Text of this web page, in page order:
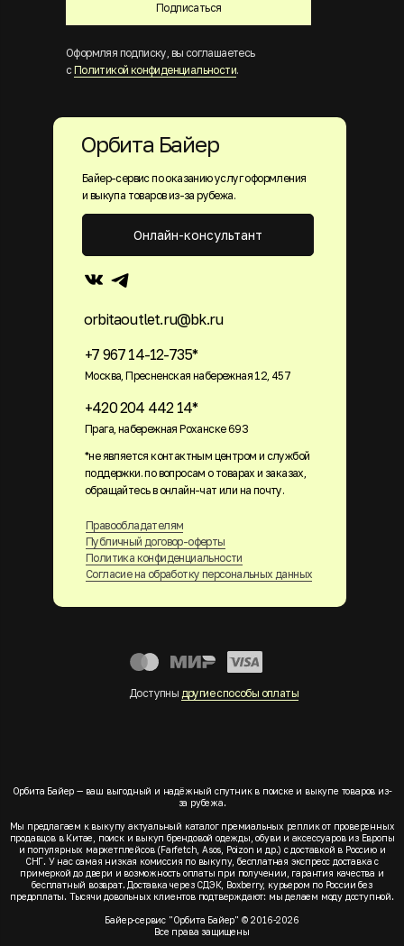
Подписаться
Оформляя подписку, вы соглашаетесь
с Политикой конфиденциальности.
Байер-сервис по оказанию услуг оформления
и выкупа товаров из-за рубежа.
+7 967 14-12-735*
Москва, Пресненская набережная 12, 457
+420 204 442 14*
Прага, набережная Роханске 693
orbitaoutlet.ru@bk.ru
Правообладателям
Публичный договор-оферты
Политика конфиденциальности
Согласие на обработку персональных данных
Онлайн-консультант
Орбита Байер
Доступны другие способы оплаты
*не является контактным центром и службой
поддержки. по вопросам о товарах и заказах,
обращайтесь в онлайн-чат или на почту.
Орбита Байер — ваш выгодный и надёжный спутник в поиске и выкупе товаров из-
за рубежа.
Мы предлагаем к выкупу актуальный каталог премиальных реплик от проверенных
продавцов в Китае, поиск и выкуп брендовой одежды, обуви и аксессуаров из Европы
и популярных маркетплейсов (Farfetch, Asos, Poizon и др.) с доставкой в Россию и
СНГ. У нас самая низкая комиссия по выкупу, бесплатная экспресс доставка с
примеркой до двери и возможность оплаты при получении, гарантия качества и
бесплатный возврат. Доставка через СДЭК, Boxberry, курьером по России без
предоплаты. Тысячи довольных клиентов подтверждают: мы делаем моду доступной.
Байер-сервис "Орбита Байер" © 2016-2026
Все права защищены